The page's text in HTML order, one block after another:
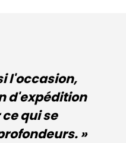
l'occasion,
d'expédition
qui se
»